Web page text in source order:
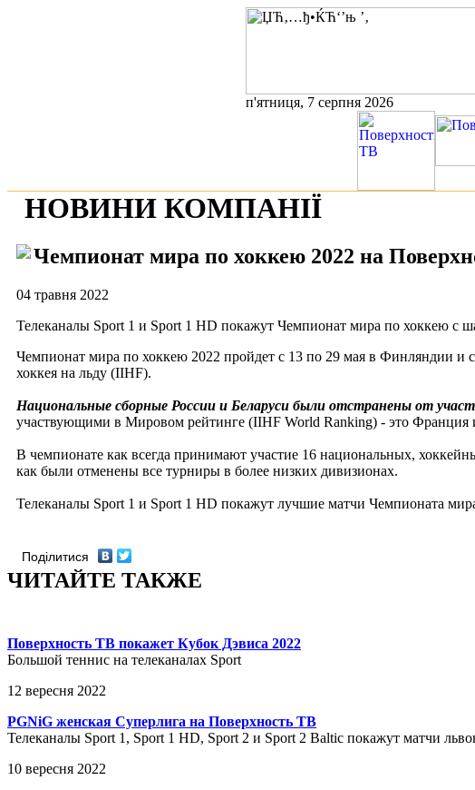
п'ятниця, 7 серпня 2026
НОВИНИ КОМПАНІЇ
Чемпионат мира по хоккею 2022 на
04 травня 2022
Телеканалы Sport 1 и Sport 1 HD покажут Чемпионат мира по хоккею с
Чемпионат мира по хоккею 2022 пройдет с 13 по 29 мая в Финляндии
хоккея на льду (IIHF).
Национальные сборные России и Беларуси были отстранены от
участвующими в Мировом рейтинге (IIHF World Ranking) - это Франция
В чемпионате как всегда принимают участие 16 национальных,
как были отменены все турниры в более низких дивизионах.
Телеканалы Sport 1 и Sport 1 HD покажут лучшие матчи Чемпионата
Поділитися
ЧИТАЙТЕ ТАКЖЕ
Поверхность ТВ покажет Кубок Дэвиса 2022
Большой теннис на телеканалах Sport
12 вересня 2022
PGNiG женская Суперлига на Поверхность ТВ
Телеканалы Sport 1, Sport 1 HD, Sport 2 и Sport 2 Baltic покажут матчи
10 вересня 2022